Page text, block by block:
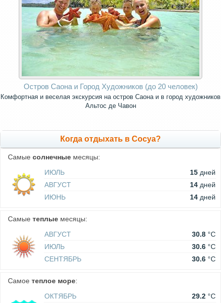
Остров Саона и Город Художников (до 20 человек)
Комфортная и веселая экскурсия на остров Саона и в город художников
Альтос де Чавон
Когда отдыхать в Сосуа?
Самые солнечные месяцы:
ИЮЛЬ
15 дней
АВГУСТ
14 дней
ИЮНЬ
14 дней
Самые теплые месяцы:
АВГУСТ
30.8 °C
ИЮЛЬ
30.6 °C
СЕНТЯБРЬ
30.6 °C
Самое теплое море:
ОКТЯБРЬ
29.2 °C